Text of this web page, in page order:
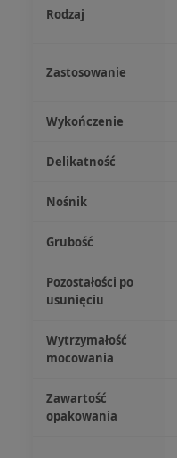
Rodzaj
Zastosowanie
Wykończenie
Delikatność
Nośnik
Grubość
Pozostałości po
usunięciu
Wytrzymałość
mocowania
Zawartość
opakowania